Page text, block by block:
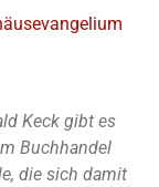
Keck gibt es
Buchhandel
die sich damit